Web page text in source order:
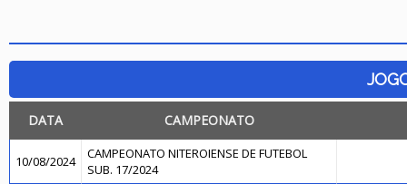
DATA CAMPEONATO
10/08/2024
CAMPEONATO NITEROIENSE DE FUTEBOL
SUB. 17/2024